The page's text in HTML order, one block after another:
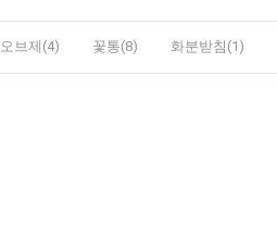
오브제(4) 꽃통(8) 화분받침(1)